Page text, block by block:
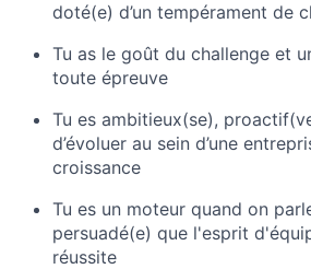
doté(e) d’un tempérament de
Tu as le goût du challenge et
toute épreuve
Tu es ambitieux(se),
d’évoluer au sein d’une
croissance
Tu es un moteur quand on
persuadé(e) que l'esprit
réussite